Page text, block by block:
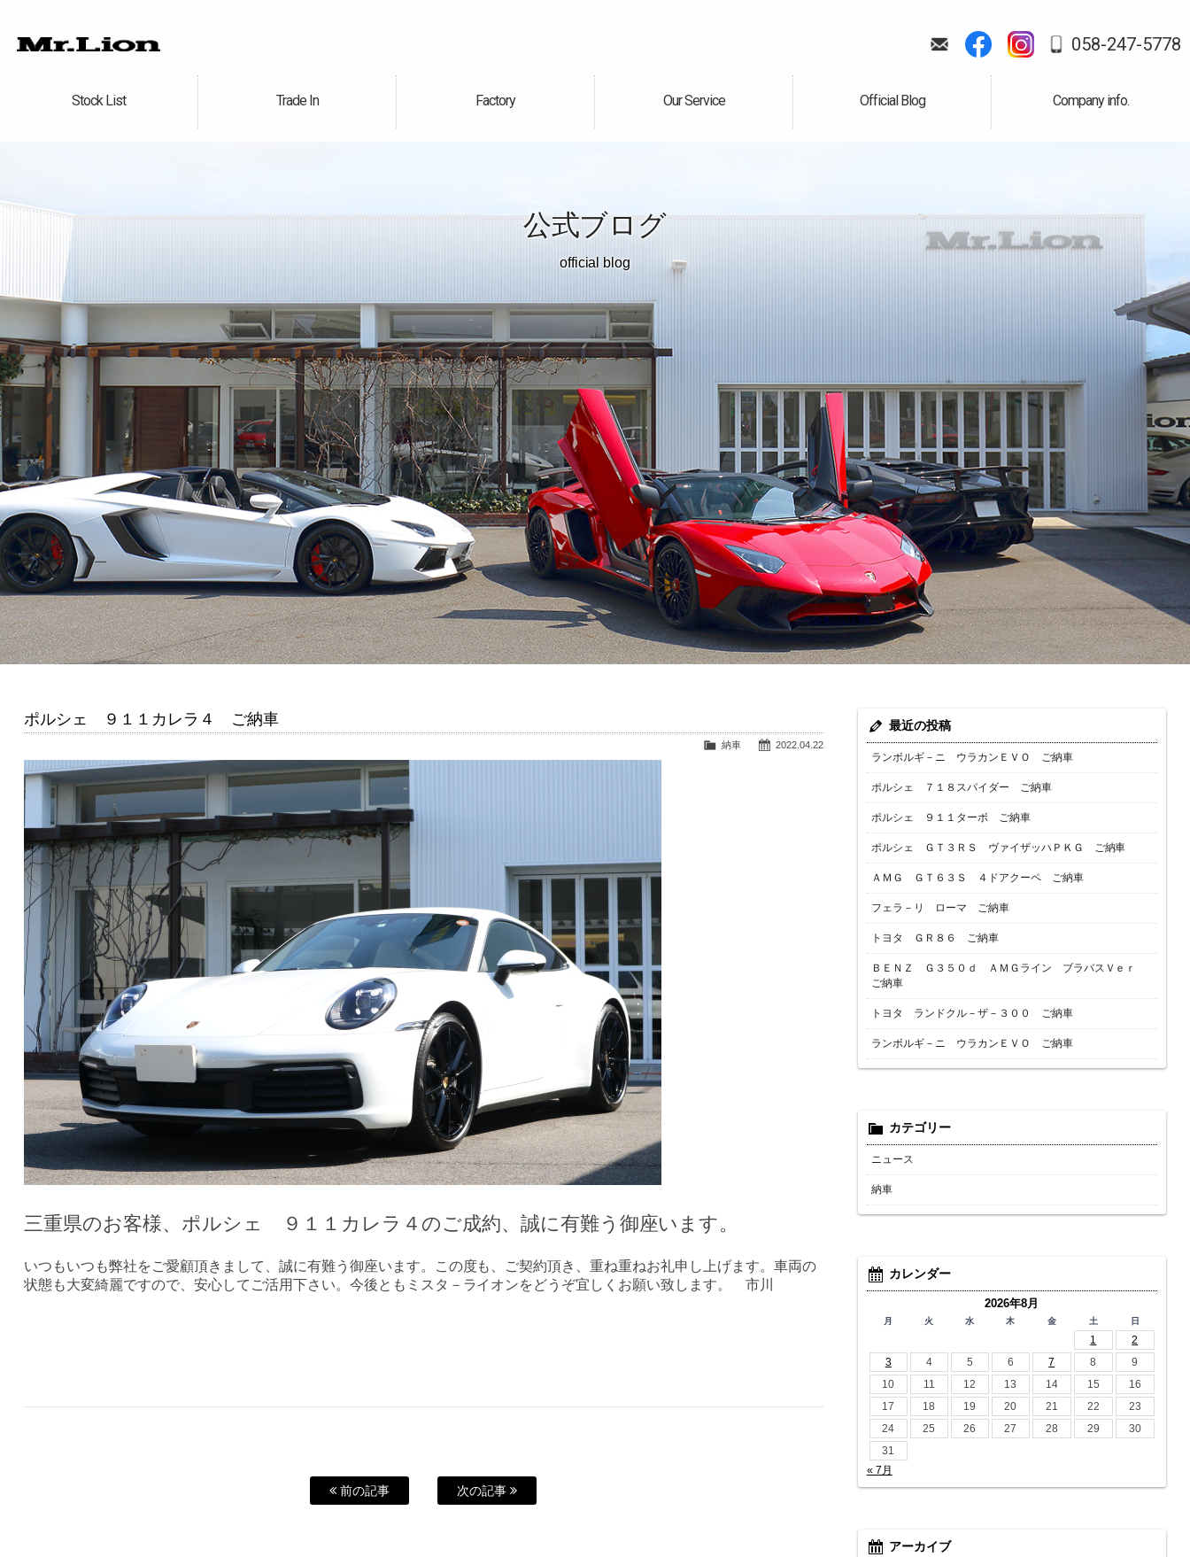
058-247-5778
Stock List
在庫車情報 Trade In
買取無料査定 Factory
自社工場 Our Service
サービス案内 Official Blog
公式ブログ Company info.
会社案内
公式ブログ
official blog
ポルシェ ９１１カレラ４ ご納車
2022.04.22
納車
三重県のお客様、ポルシェ ９１１カレラ４のご成約、誠に有難う御座います。
いつもいつも弊社をご愛顧頂きまして、誠に有難う御座います。この度も、ご契約頂き、重ね重ねお礼申し上げます。車両の
状態も大変綺麗ですので、安心してご活用下さい。今後ともミスタ－ライオンをどうぞ宜しくお願い致します。 市川
前の記事 次の記事
最近の投稿
ランボルギ－ニ ウラカンＥＶＯ ご納車
ポルシェ ７１８スパイダー ご納車
ポルシェ ９１１ターボ ご納車
ポルシェ ＧＴ３ＲＳ ヴァイザッハＰＫＧ ご納車
ＡＭＧ ＧＴ６３Ｓ ４ドアクーペ ご納車
フェラ－リ ローマ ご納車
トヨタ ＧＲ８６ ご納車
ＢＥＮＺ Ｇ３５０ｄ ＡＭＧライン ブラバスＶｅｒ
ご納車
トヨタ ランドクル－ザ－３００ ご納車
ランボルギ－ニ ウラカンＥＶＯ ご納車
カテゴリー
ニュース
納車
カレンダー
2026年8月
月 火 水 木 金 土 日
1
2
3
4 5 6 7 8
9
10
11 12 13 14 15
16
17
18 19 20 21 22
23
24
25 26 27 28 29
30
31
« 7月
アーカイブ